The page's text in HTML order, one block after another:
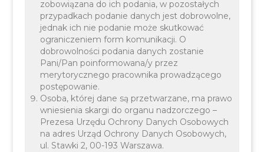
Magazyn Metropolitalny (4/2024)
zobowiązana do ich podania, w pozostałych
przypadkach podanie danych jest dobrowolne,
jednak ich nie podanie może skutkować
ograniczeniem form komunikacji. O
dobrowolności podania danych zostanie
Pani/Pan poinformowana/y przez
merytorycznego pracownika prowadzącego
postępowanie.
Osoba, której dane są przetwarzane, ma prawo
wniesienia skargi do organu nadzorczego –
Prezesa Urzędu Ochrony Danych Osobowych
na adres Urząd Ochrony Danych Osobowych,
ul. Stawki 2, 00-193 Warszawa.